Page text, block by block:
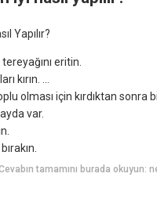
Yapılır?
eritin.
kırın. ...
olması için kırdıktan sonra
var.
tamamını burada